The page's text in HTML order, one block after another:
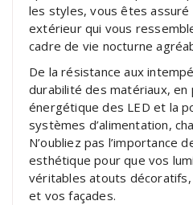
les styles, vous êtes assuré
extérieur qui vous
cadre de vie nocturne
De la résistance aux
durabilité des matériaux, en
énergétique des LED et la
systèmes d’alimentation,
N’oubliez pas l’importance
esthétique pour que vos
véritables atouts
et vos façades.